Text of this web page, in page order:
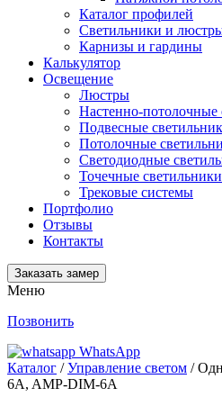
Каталог профилей
Светильники и
Карнизы и гардины
Калькулятор
Освещение
Люстры
Настенно-потолочные
Подвесные
Потолочные
Светодиодные
Точечные светильники
Трековые системы
Портфолио
Отзывы
Контакты
Заказать замер
Меню
Позвонить
WhatsApp
Каталог /Управление светом /
6A, AMP-DIM-6A